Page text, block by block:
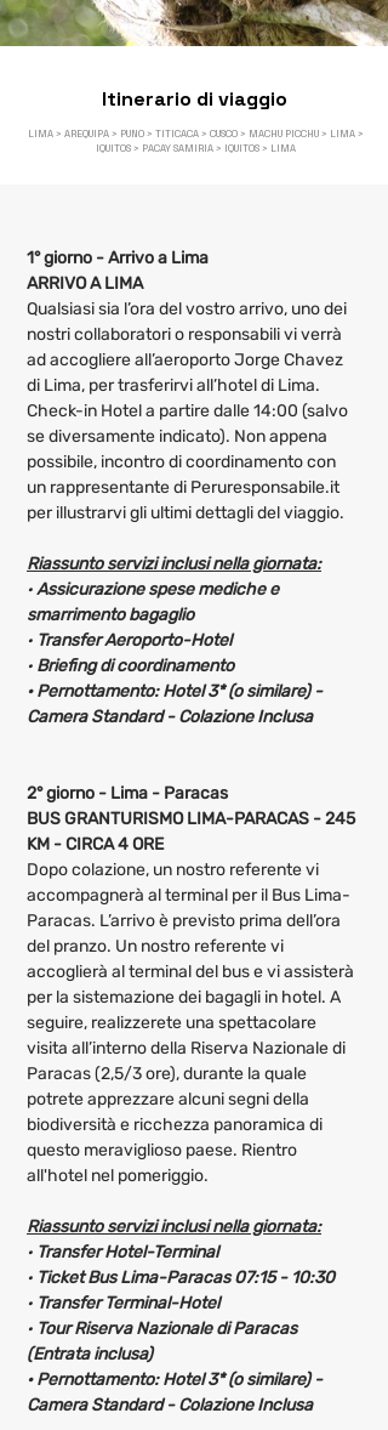
Itinerario di viaggio
LIMA > AREQUIPA > PUNO > TITICACA > CUSCO > MACHU PICCHU > LIMA >
IQUITOS > PACAY SAMIRIA > IQUITOS > LIMA
1° giorno - Arrivo a Lima
ARRIVO A LIMA
Qualsiasi sia l’ora del vostro arrivo, uno dei
nostri collaboratori o responsabili vi verrà
ad accogliere all’aeroporto Jorge Chavez
di Lima, per trasferirvi all’hotel di Lima.
Check-in Hotel a partire dalle 14:00 (salvo
se diversamente indicato). Non appena
possibile, incontro di coordinamento con
un rappresentante di Peruresponsabile.it
per illustrarvi gli ultimi dettagli del viaggio.
Riassunto servizi inclusi nella giornata:
· Assicurazione spese mediche e
smarrimento bagaglio
· Transfer Aeroporto-Hotel
· Briefing di coordinamento
· Pernottamento: Hotel 3* (o similare) -
Camera Standard - Colazione Inclusa
2° giorno - Lima - Paracas
BUS GRANTURISMO LIMA-PARACAS - 245
KM - CIRCA 4 ORE
Dopo colazione, un nostro referente vi
accompagnerà al terminal per il Bus Lima-
Paracas. L’arrivo è previsto prima dell’ora
del pranzo. Un nostro referente vi
accoglierà al terminal del bus e vi assisterà
per la sistemazione dei bagagli in hotel. A
seguire, realizzerete una spettacolare
visita all’interno della Riserva Nazionale di
Paracas (2,5/3 ore), durante la quale
potrete apprezzare alcuni segni della
biodiversità e ricchezza panoramica di
questo meraviglioso paese. Rientro
all'hotel nel pomeriggio.
Riassunto servizi inclusi nella giornata:
· Transfer Hotel-Terminal
· Ticket Bus Lima-Paracas 07:15 - 10:30
· Transfer Terminal-Hotel
· Tour Riserva Nazionale di Paracas
(Entrata inclusa)
· Pernottamento: Hotel 3* (o similare) -
Camera Standard - Colazione Inclusa